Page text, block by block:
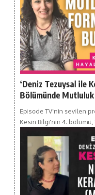
‘Deniz Tezuysal ile
Bölümünde
Episode TV'nin sevilen
Kesin Bilgi'nin 4. bölümü,